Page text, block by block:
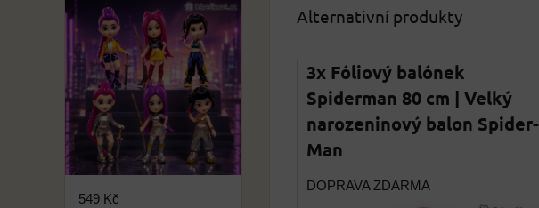
Alternativní produkty
3x Fóliový balónek
Spiderman 80 cm | Velký
narozeninový balon Spider-
Man
DOPRAVA ZDARMA
549 Kč